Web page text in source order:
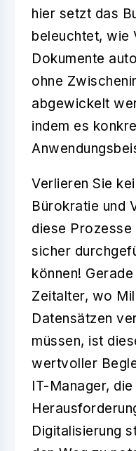
hier setzt das
beleuchtet, wie
Dokumente
ohne
abgewickelt
indem es
Verlieren Sie
Bürokratie und
diese
sicher
können!
Zeitalter, wo
Datensätzen
müssen, ist
wertvoller
IT-Manager,
Digitalisierung